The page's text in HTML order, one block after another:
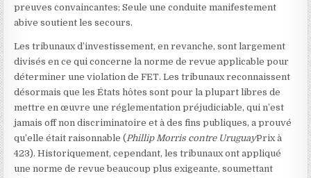
preuves convaincantes; Seule une conduite manifestement
abive soutient les secours.
Les tribunaux d’investissement, en revanche, sont largement
divisés en ce qui concerne la norme de revue applicable pour
déterminer une violation de FET. Les tribunaux reconnaissent
désormais que les États hôtes sont pour la plupart libres de
mettre en œuvre une réglementation préjudiciable, qui n’est
jamais off non discriminatoire et à des fins publiques, a prouvé
qu’elle était raisonnable (Phillip Morris contre UruguayPrixà
423). Historiquement, cependant, les tribunaux ont appliqué
une norme de revue beaucoup plus exigeante, soumettant